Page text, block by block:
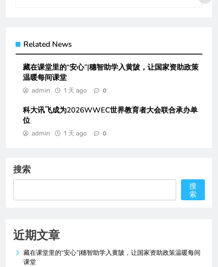
Related News
藏在课堂里的“安心”|穗智助学入黄陂，让国家资助政策
温暖每间课堂
admin 1 天 ago 0
科大讯飞成为2026WWEC世界教育者大会联合承办单
位
admin 1 天 ago 0
搜索
搜
索
近期文章
藏在课堂里的“安心”|穗智助学入黄陂，让国家资助政策温暖每间
课堂